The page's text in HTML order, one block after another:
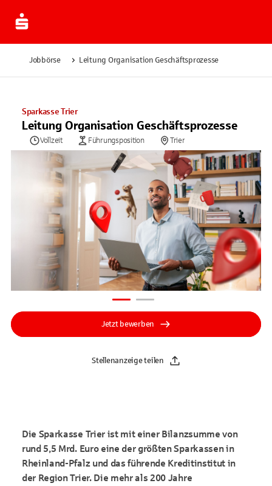
Jobbörse Leitung Organisation Geschäftsprozesse
Sparkasse Trier
Leitung Organisation Geschäftsprozesse
Vollzeit Führungsposition Trier
Jetzt bewerben
Stellenanzeige teilen
Die Sparkasse Trier ist mit einer Bilanzsumme von
rund 5,5 Mrd. Euro eine der größten Sparkassen in
Rheinland-Pfalz und das führende Kreditinstitut in
der Region Trier. Die mehr als 200 Jahre